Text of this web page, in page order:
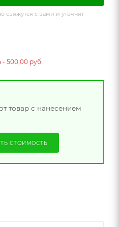
с вами и уточнят
- 500,00 руб.
товар с нанесением
СТОИМОСТЬ